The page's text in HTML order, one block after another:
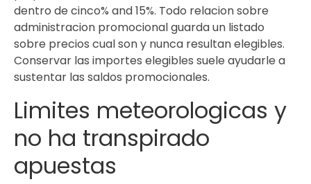
dentro de cinco% and 15%. Todo relacion sobre
administracion promocional guarda un listado
sobre precios cual son y nunca resultan elegibles.
Conservar las importes elegibles suele ayudarle a
sustentar las saldos promocionales.
Limites meteorologicas y
no ha transpirado
apuestas